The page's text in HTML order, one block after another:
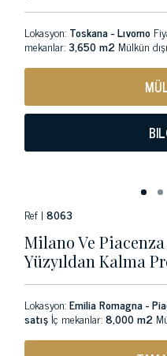
Lokasyon: Toskana - Lıvorno
mekanlar:3,650 m2 Mülkün
Ref | 8063
Milano Ve Piacenza
Yüzyıldan Kalma
Lokasyon:Emilia Romagna -
satış İç mekanlar:8,000 m2